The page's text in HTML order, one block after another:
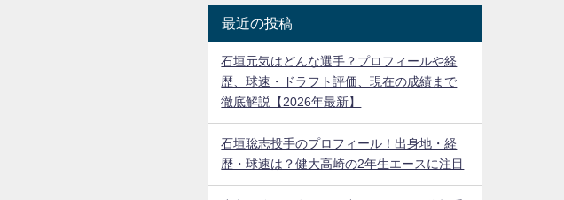
最近の投稿
石垣元気はどんな選手？プロフィールや経
歴、球速・ドラフト評価、現在の成績まで
徹底解説【2026年最新】
石垣聡志投手のプロフィール！出身地・経
歴・球速は？健大高崎の2年生エースに注目